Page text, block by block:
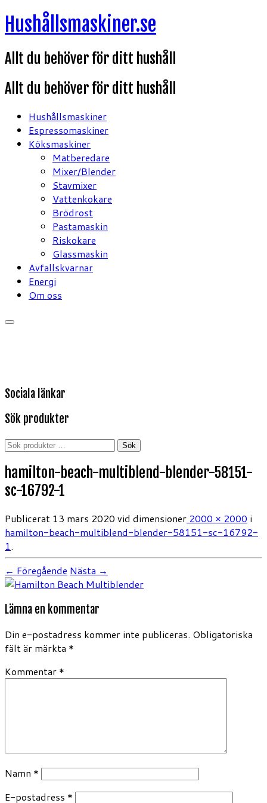
Hoppa
till
Hushållsmaskiner.se
Allt du behöver för ditt hushåll
Allt du behöver för ditt hushåll
Hushållsmaskiner
Espressomaskiner
Köksmaskiner
Matberedare
Mixer/Blender
Stavmixer
Vattenkokare
Brödrost
Pastamaskin
Riskokare
Glassmaskin
Avfallskvarnar
Energi
Om oss
Sociala länkar
Sök produkter
Sök
Sök
hamilton-beach-multiblend-blender-58151-
sc-16792-1
Publicerat 13 mars 2020 vid dimensioner 2000 × 2000 i
hamilton-beach-multiblend-blender-58151-sc-16792-
1.
← Föregående Nästa →
Lämna en kommentar
Din e-postadress kommer inte publiceras. Obligatoriska
fält är märkta *
Kommentar *
Namn *
E-postadress *